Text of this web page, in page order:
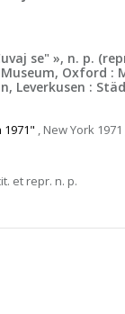
se" », n. p.
Oxford :
Leverkusen :
, New York
et repr. n. p.